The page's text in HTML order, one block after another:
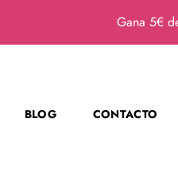
Gana 5€
BLOG CONTACTO